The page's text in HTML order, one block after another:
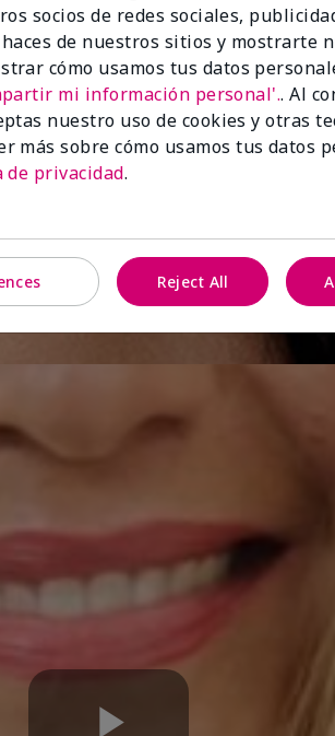
socios de redes sociales,
de nuestros sitios y mostrarte
cómo usamos tus datos
mi información personal'.. Al
nuestro uso de cookies y otras
más sobre cómo usamos tus datos
de privacidad.
Reject All